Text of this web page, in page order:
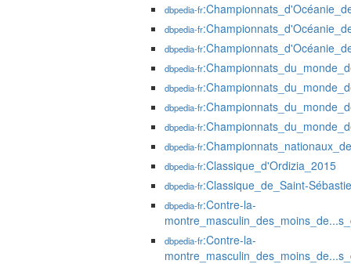
dbpedia-fr
dbpedia-fr
dbpedia-fr
dbpedia-fr
dbpedia-fr
dbpedia-fr
dbpedia-fr
dbpedia-fr
dbpedia-fr:Classique_d'Ordizia_2015
dbpedia-fr:Classique_de_Saint-
dbpedia-fr:Contre-la-
dbpedia-fr:Contre-la-